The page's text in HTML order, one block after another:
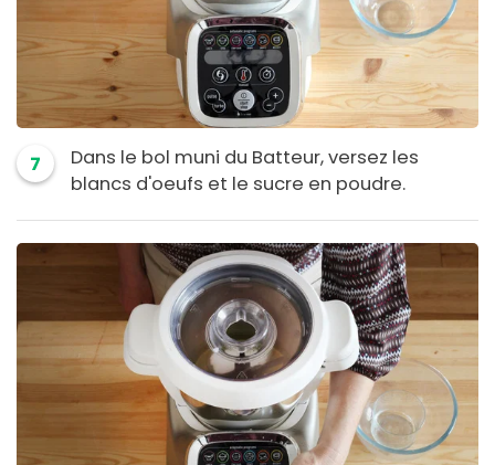
7
Dans le bol muni du Batteur, versez les
blancs d'oeufs et le sucre en poudre.